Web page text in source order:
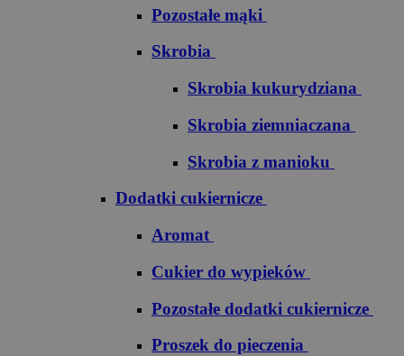
Pozostałe mąki
Skrobia
Skrobia kukurydziana
Skrobia ziemniaczana
Skrobia z manioku
Dodatki cukiernicze
Aromat
Cukier do wypieków
Pozostałe dodatki cukiernicze
Proszek do pieczenia